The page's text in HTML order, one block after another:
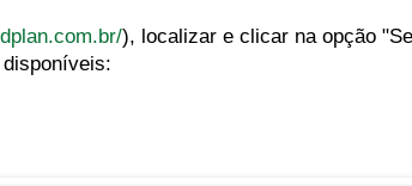
), localizar e clicar na opção